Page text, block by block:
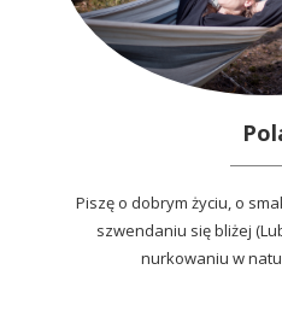
Piszę o dobrym życiu, o
szwendaniu się bliżej
nurkowaniu w